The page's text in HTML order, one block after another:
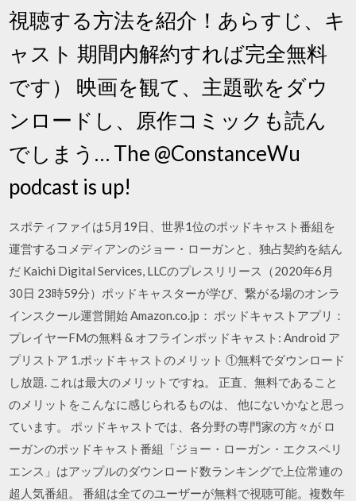
視聴する方法を紹介！あらすじ、キ
ャスト 期間内解約すれば完全無料
です） 映画を観て、主題歌をダウ
ンロードし、原作コミックも読ん
でしまう… The @ConstanceWu
podcast is up!
スポティファイは5月19日、世界1位のポッドキャスト番組を
運営するコメディアンのジョー・ローガンと、独占契約を結ん
だ Kaichi Digital Services, LLCのプレスリリース（2020年6月
30日 23時59分）ポッドキャスターが学び、繋がる場のオンラ
インスクール運営開始 Amazon.co.jp： ポッドキャストアプリ：
プレイヤーFMの無料 & オフラインポッドキャスト: Android ア
プリストア 1.ポッドキャストのメリット ①無料でダウンロード
し放題. これは最大のメリットですね。 正直、無料であること
のメリットをこんなに感じられるものは、 他にないかなと思っ
ています。 ポッドキャストでは、各分野の専門家の方々が ロ
ーガンのポッドキャスト番組「ジョー・ローガン・エクスペリ
エンス」はアップルのダウンロード数ランキングで上位常連の
超人気番組。 番組は全てのユーザーが無料で視聴可能。複数年